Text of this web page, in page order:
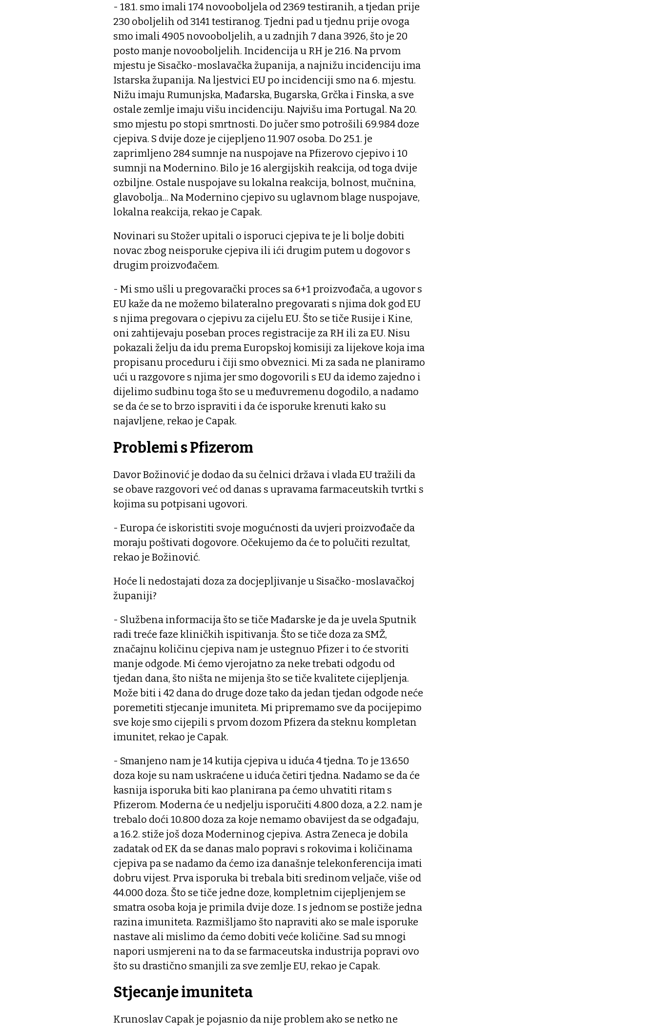
- 18.1. smo imali 174 novooboljela od 2369 testiranih, a tjedan prije
230 oboljelih od 3141 testiranog. Tjedni pad u tjednu prije ovoga
smo imali 4905 novooboljelih, a u zadnjih 7 dana 3926, što je 20
posto manje novooboljelih. Incidencija u RH je 216. Na prvom
mjestu je Sisačko-moslavačka županija, a najnižu incidenciju ima
Istarska županija. Na ljestvici EU po incidenciji smo na 6. mjestu.
Nižu imaju Rumunjska, Mađarska, Bugarska, Grčka i Finska, a sve
ostale zemlje imaju višu incidenciju. Najvišu ima Portugal. Na 20.
smo mjestu po stopi smrtnosti. Do jučer smo potrošili 69.984 doze
cjepiva. S dvije doze je cijepljeno 11.907 osoba. Do 25.1. je
zaprimljeno 284 sumnje na nuspojave na Pfizerovo cjepivo i 10
sumnji na Modernino. Bilo je 16 alergijskih reakcija, od toga dvije
ozbiljne. Ostale nuspojave su lokalna reakcija, bolnost, mučnina,
glavobolja... Na Modernino cjepivo su uglavnom blage nuspojave,
lokalna reakcija, rekao je Capak.
Novinari su Stožer upitali o isporuci cjepiva te je li bolje dobiti
novac zbog neisporuke cjepiva ili ići drugim putem u dogovor s
drugim proizvođačem.
- Mi smo ušli u pregovarački proces sa 6+1 proizvođača, a ugovor s
EU kaže da ne možemo bilateralno pregovarati s njima dok god EU
s njima pregovara o cjepivu za cijelu EU. Što se tiče Rusije i Kine,
oni zahtijevaju poseban proces registracije za RH ili za EU. Nisu
pokazali želju da idu prema Europskoj komisiji za lijekove koja ima
propisanu proceduru i čiji smo obveznici. Mi za sada ne planiramo
ući u razgovore s njima jer smo dogovorili s EU da idemo zajedno i
dijelimo sudbinu toga što se u međuvremenu dogodilo, a nadamo
se da će se to brzo ispraviti i da će isporuke krenuti kako su
najavljene, rekao je Capak.
Problemi s Pfizerom
Davor Božinović je dodao da su čelnici država i vlada EU tražili da
se obave razgovori već od danas s upravama farmaceutskih tvrtki s
kojima su potpisani ugovori.
- Europa će iskoristiti svoje mogućnosti da uvjeri proizvođače da
moraju poštivati dogovore. Očekujemo da će to polučiti rezultat,
rekao je Božinović.
Hoće li nedostajati doza za docjepljivanje u Sisačko-moslavačkoj
županiji?
- Službena informacija što se tiče Mađarske je da je uvela Sputnik
radi treće faze kliničkih ispitivanja. Što se tiče doza za SMŽ,
značajnu količinu cjepiva nam je ustegnuo Pfizer i to će stvoriti
manje odgode. Mi ćemo vjerojatno za neke trebati odgodu od
tjedan dana, što ništa ne mijenja što se tiče kvalitete cijepljenja.
Može biti i 42 dana do druge doze tako da jedan tjedan odgode neće
poremetiti stjecanje imuniteta. Mi pripremamo sve da pocijepimo
sve koje smo cijepili s prvom dozom Pfizera da steknu kompletan
imunitet, rekao je Capak.
- Smanjeno nam je 14 kutija cjepiva u iduća 4 tjedna. To je 13.650
doza koje su nam uskraćene u iduća četiri tjedna. Nadamo se da će
kasnija isporuka biti kao planirana pa ćemo uhvatiti ritam s
Pfizerom. Moderna će u nedjelju isporučiti 4.800 doza, a 2.2. nam je
trebalo doći 10.800 doza za koje nemamo obavijest da se odgađaju,
a 16.2. stiže još doza Moderninog cjepiva. Astra Zeneca je dobila
zadatak od EK da se danas malo popravi s rokovima i količinama
cjepiva pa se nadamo da ćemo iza današnje telekonferencija imati
dobru vijest. Prva isporuka bi trebala biti sredinom veljače, više od
44.000 doza. Što se tiče jedne doze, kompletnim cijepljenjem se
smatra osoba koja je primila dvije doze. I s jednom se postiže jedna
razina imuniteta. Razmišljamo što napraviti ako se male isporuke
nastave ali mislimo da ćemo dobiti veće količine. Sad su mnogi
napori usmjereni na to da se farmaceutska industrija popravi ovo
što su drastično smanjili za sve zemlje EU, rekao je Capak.
Stjecanje imuniteta
Krunoslav Capak je pojasnio da nije problem ako se netko ne